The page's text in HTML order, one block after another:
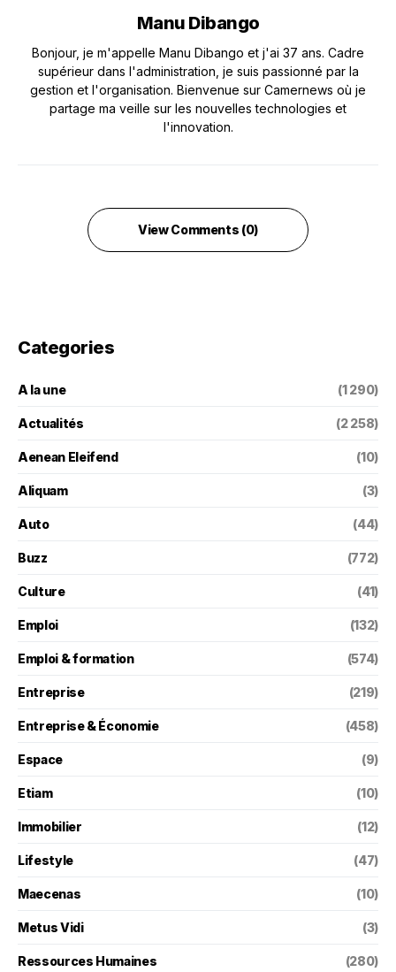
Manu Dibango
Bonjour, je m'appelle Manu Dibango et j'ai 37 ans. Cadre
supérieur dans l'administration, je suis passionné par la
gestion et l'organisation. Bienvenue sur Camernews où je
partage ma veille sur les nouvelles technologies et
l'innovation.
View Comments (0)
Categories
A la une (1 290)
Actualités (2 258)
Aenean Eleifend (10)
Aliquam (3)
Auto (44)
Buzz (772)
Culture (41)
Emploi (132)
Emploi & formation (574)
Entreprise (219)
Entreprise & Économie (458)
Espace (9)
Etiam (10)
Immobilier (12)
Lifestyle (47)
Maecenas (10)
Metus Vidi (3)
Ressources Humaines (280)